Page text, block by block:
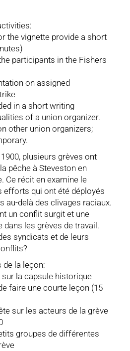
the vignette provide a short
participants in the Fishers
on assigned
in a short writing
of a union organizer.
other union organizers;
plusieurs grèves ont
pêche à Steveston en
Ce récit en examine le
efforts qui ont été déployés
au-delà des clivages raciaux.
un conflit surgit et une
les grèves de travail.
syndicats et de leurs
de la leçon:
la capsule historique
faire une courte leçon (15
sur les acteurs de la grève
groupes de différentes